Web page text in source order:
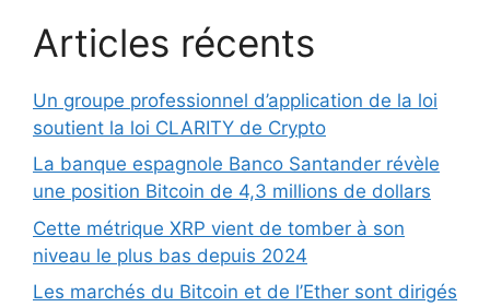
Articles récents
Un groupe professionnel d’application de la loi
soutient la loi CLARITY de Crypto
La banque espagnole Banco Santander révèle
une position Bitcoin de 4,3 millions de dollars
Cette métrique XRP vient de tomber à son
niveau le plus bas depuis 2024
Les marchés du Bitcoin et de l’Ether sont dirigés